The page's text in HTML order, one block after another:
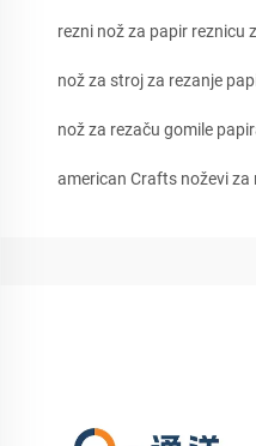
rezni nož za papir reznicu
nož za stroj za rezanje
nož za rezaču gomile
american Crafts noževi za